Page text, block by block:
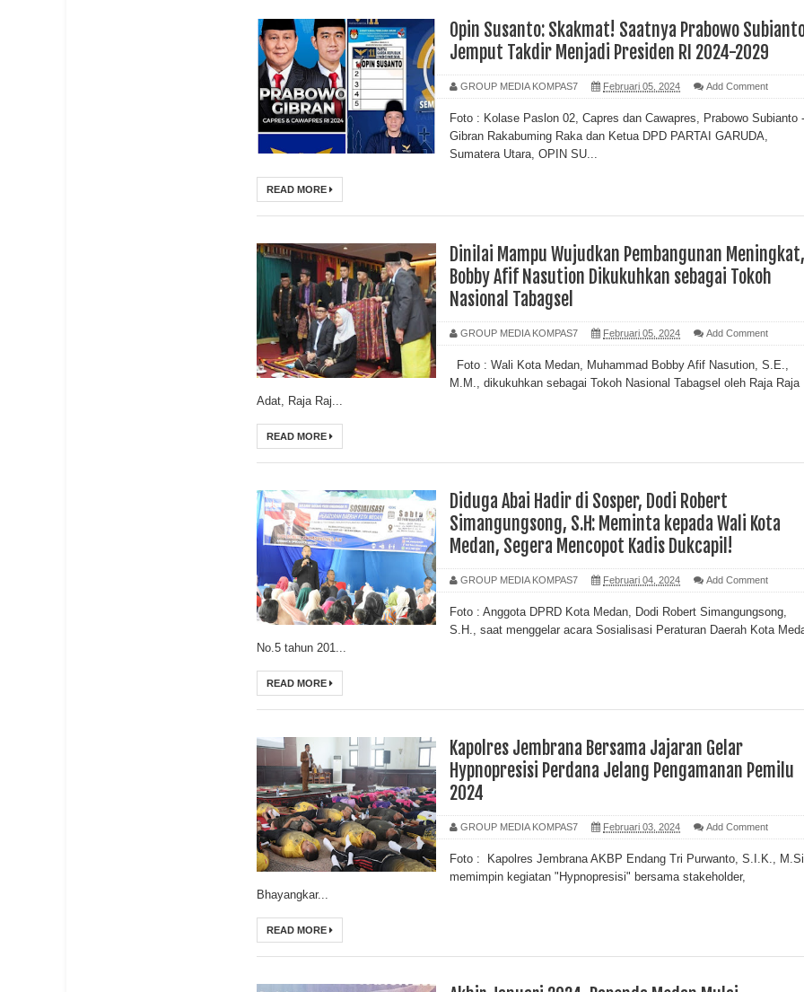
Opin Susanto: Skakmat! Saatnya Prabowo
Jemput Takdir Menjadi Presiden RI 2024-2029
GROUP MEDIA KOMPAS7 Februari 05, 2024 Add Comment
Foto : Kolase Paslon 02, Capres dan Cawapres, Prabowo Subianto -
Gibran Rakabuming Raka dan Ketua DPD PARTAI GARUDA,
Sumatera Utara, OPIN SU...
READ MORE
Dinilai Mampu Wujudkan Pembangunan Meningkat,
Bobby Afif Nasution Dikukuhkan sebagai Tokoh
Nasional Tabagsel
GROUP MEDIA KOMPAS7 Februari 05, 2024 Add Comment
Foto : Wali Kota Medan, Muhammad Bobby Afif Nasution, S.E.,
M.M., dikukuhkan sebagai Tokoh Nasional Tabagsel oleh Raja Raja
Adat, Raja Raj...
READ MORE
Diduga Abai Hadir di Sosper, Dodi Robert
Simangungsong, S.H: Meminta kepada Wali Kota
Medan, Segera Mencopot Kadis Dukcapil!
GROUP MEDIA KOMPAS7 Februari 04, 2024 Add Comment
Foto : Anggota DPRD Kota Medan, Dodi Robert Simangungsong,
S.H., saat menggelar acara Sosialisasi Peraturan Daerah Kota
No.5 tahun 201...
READ MORE
Kapolres Jembrana Bersama Jajaran Gelar
Hypnopresisi Perdana Jelang Pengamanan Pemilu
2024
GROUP MEDIA KOMPAS7 Februari 03, 2024 Add Comment
Foto : Kapolres Jembrana AKBP Endang Tri Purwanto, S.I.K.,
memimpin kegiatan "Hypnopresisi" bersama stakeholder,
Bhayangkar...
READ MORE